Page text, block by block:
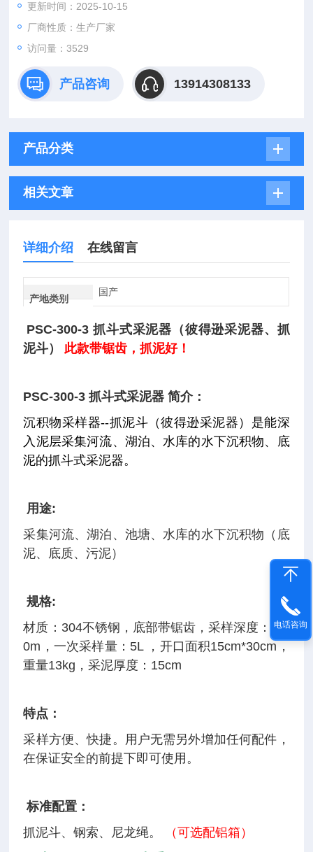
更新时间：2025-10-15
厂商性质：生产厂家
访问量：3529
产品咨询 13914308133
产品分类
相关文章
详细介绍 在线留言
产地类别
国产
PSC-300-3 抓斗式采泥器（彼得逊采泥器、抓
泥斗）此款带锯齿，抓泥好！
PSC-300-3 抓斗式采泥器 简介：
沉积物采样器--抓泥斗（彼得逊采泥器）是能深
入泥层采集河流、湖泊、水库的水下沉积物、底
泥的抓斗式采泥器。
用途:
采集河流、湖泊、池塘、水库的水下沉积物（底
泥、底质、污泥）
规格:
材质：304不锈钢，底部带锯齿，采样深度：0-3
0m，一次采样量：5L ，开口面积15cm*30cm，
重量13kg，采泥厚度：15cm
特点：
采样方便、快捷。用户无需另外增加任何配件，
在保证安全的前提下即可使用。
标准配置：
抓泥斗、钢索、尼龙绳。
（可选配铝箱）
电话咨询